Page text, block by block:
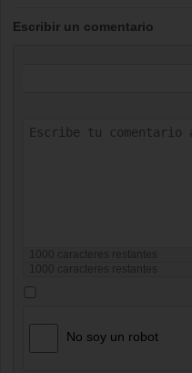
Escribir un comentario
1000
caracteres restantes
1000
caracteres restantes
No soy un robot